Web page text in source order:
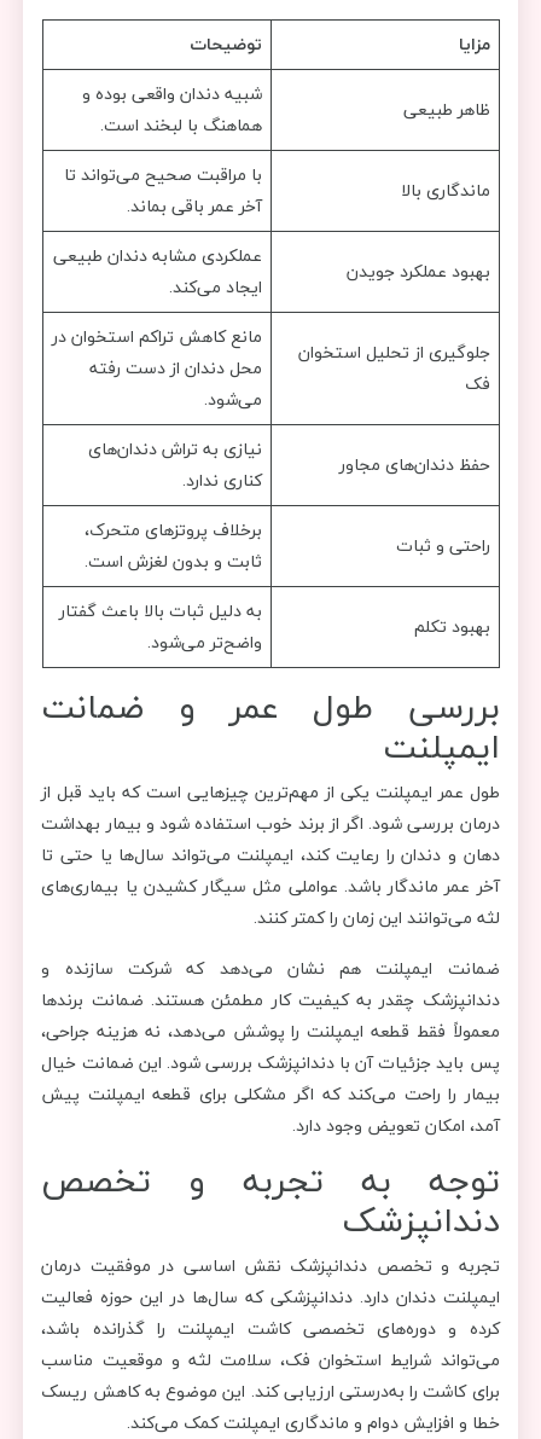
مزایا
توضیحات
ظاهر طبیعی
شبیه دندان واقعی بوده و
هماهنگ با لبخند است.
ماندگاری بالا
با مراقبت صحیح می‌تواند تا
آخر عمر باقی بماند.
بهبود عملکرد جویدن
عملکردی مشابه دندان طبیعی
ایجاد می‌کند.
جلوگیری از تحلیل استخوان
فک
مانع کاهش تراکم استخوان در
محل دندان از دست رفته
می‌شود.
حفظ دندان‌های مجاور
نیازی به تراش دندان‌های
کناری ندارد.
راحتی و ثبات
برخلاف پروتزهای متحرک،
ثابت و بدون لغزش است.
بهبود تکلم
به دلیل ثبات بالا باعث گفتار
واضح‌تر می‌شود.
بررسی طول عمر و ضمانت
ایمپلنت
طول عمر ایمپلنت یکی از مهم‌ترین چیزهایی است که باید قبل از
درمان بررسی شود. اگر از برند خوب استفاده شود و بیمار بهداشت
دهان و دندان را رعایت کند، ایمپلنت می‌تواند سال‌ها یا حتی تا
آخر عمر ماندگار باشد. عواملی مثل سیگار کشیدن یا بیماری‌های
لثه می‌توانند این زمان را کمتر کنند.
ضمانت ایمپلنت هم نشان می‌دهد که شرکت سازنده و
دندانپزشک چقدر به کیفیت کار مطمئن هستند. ضمانت برندها
معمولاً فقط قطعه ایمپلنت را پوشش می‌دهد، نه هزینه جراحی،
پس باید جزئیات آن با دندانپزشک بررسی شود. این ضمانت خیال
بیمار را راحت می‌کند که اگر مشکلی برای قطعه ایمپلنت پیش
آمد، امکان تعویض وجود دارد.
توجه به تجربه و تخصص
دندانپزشک
تجربه و تخصص دندانپزشک نقش اساسی در موفقیت درمان
ایمپلنت دندان دارد. دندانپزشکی که سال‌ها در این حوزه فعالیت
کرده و دوره‌های تخصصی کاشت ایمپلنت را گذرانده باشد،
می‌تواند شرایط استخوان فک، سلامت لثه و موقعیت مناسب
برای کاشت را به‌درستی ارزیابی کند. این موضوع به کاهش ریسک
خطا و افزایش دوام و ماندگاری ایمپلنت کمک می‌کند.